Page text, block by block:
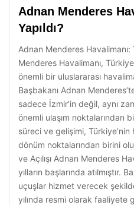
Adnan Menderes
Yapıldı?
Adnan Menderes
Menderes Havalimanı,
önemli bir uluslararası
Başbakanı Adnan
sadece İzmir’in değil, aynı
önemli ulaşım noktalarından
süreci ve gelişimi, Türkiye’nin
dönüm noktalarından birini
ve Açılışı Adnan Menderes
yılların başlarında atılmıştır.
uçuşlar hizmet verecek
yılında resmi olarak faaliyete